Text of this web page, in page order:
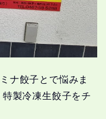
ナ餃子とで悩みま
製冷凍生餃子をチ